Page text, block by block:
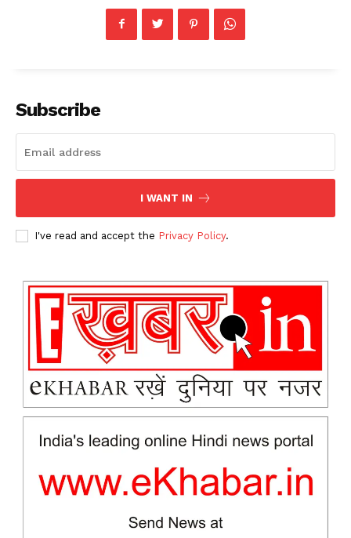
News Week
Subscribe
I WANT IN
I've read and accept the Privacy Policy.